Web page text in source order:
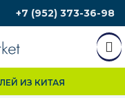
+7 (952) 373-36-98
ИЗ КИТАЯ